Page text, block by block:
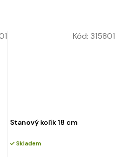
Stanový kolík 18 cm
Skladem
Kód: 315801